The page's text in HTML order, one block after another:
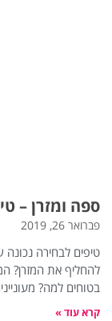
ספה ומזרן –
פברואר 26, 2019
טיפים לבחירה
להחליף את המזרן?
בטוחים למה?
קרא עוד »